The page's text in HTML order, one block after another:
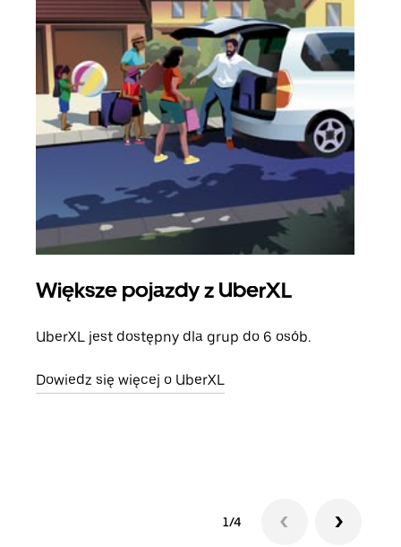
Większe pojazdy z UberXL
UberXL jest dostępny dla grup do 6 osób.
Dowiedz się więcej o UberXL
1/4